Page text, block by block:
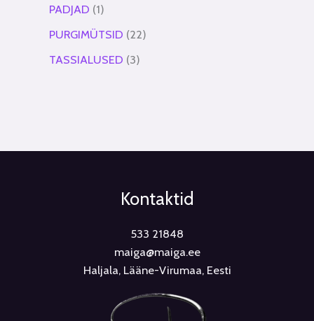
PADJAD 1
PURGIMÜTSID 22
TASSIALUSED 3
Kontaktid
533 21848
maiga@maiga.ee
Haljala, Lääne-Virumaa, Eesti